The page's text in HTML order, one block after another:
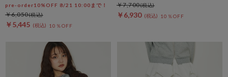
pre-order10%OFF 8/21 10:00まで！
￥5,445 10％OFF
￥6,050 ￥6,930 10％OFF
￥7,700